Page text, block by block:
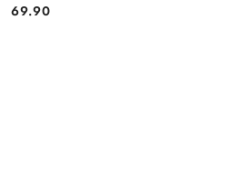
Cena:
69.90